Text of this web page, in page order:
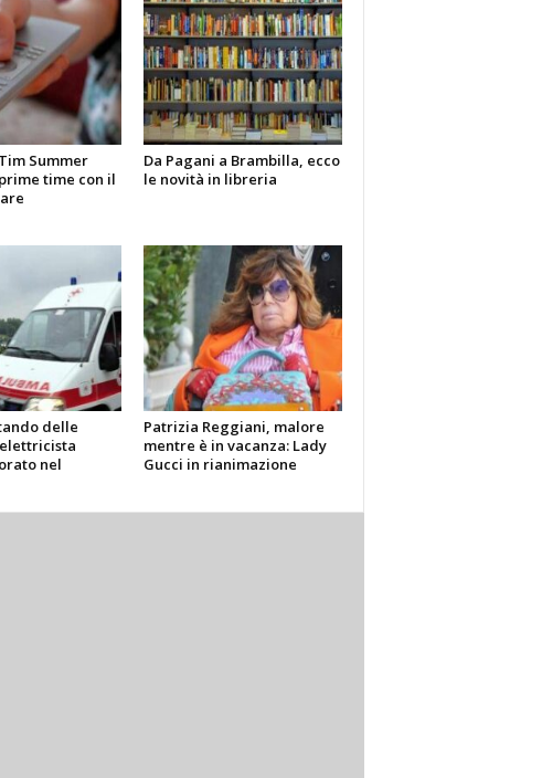
Summer
time con il
Da Pagani a Brambilla, ecco
le novità in libreria
delle
nel
Patrizia Reggiani, malore
mentre è in vacanza: Lady
Gucci in rianimazione